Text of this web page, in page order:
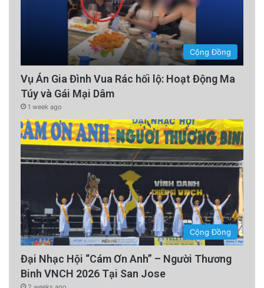
Cộng Đồng
Vụ Án Gia Đình Vua Rác hối lộ: Hoạt Động Ma
Túy và Gái Mại Dâm
1 week ago
Cộng Đồng
Đại Nhạc Hội “Cám Ơn Anh” – Người Thương
Binh VNCH 2026 Tại San Jose